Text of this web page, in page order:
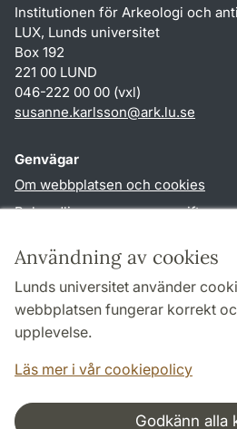
Användning av cookies
Lunds universitet använder
webbplatsen fungerar korrekt
upplevelse.
Läs mer i vår cookiepolicy
Godkänn alla
Institutionen för Arkeologi och
LUX, Lunds universitet
Box 192
221 00 LUND
046-222 00 00 (vxl)
susanne.karlsson@ark.lu.se
Genvägar
Om webbplatsen och cookies
Behandling av personuppgifter
TYPO3-login
Följ oss i sociala medier